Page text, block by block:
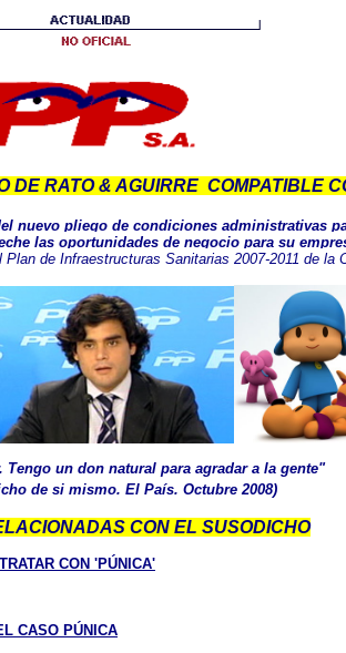
RATO & AGUIRRE COMPATIBLE
nuevo pliego de condiciones administrativas
las oportunidades de negocio para su
de Infraestructuras Sanitarias 2007-2011 de la
Tengo un don natural para agradar a la gente"
de si mismo. El País. Octubre 2008)
CON EL SUSODICHO
CON 'PÚNICA'
CASO PÚNICA